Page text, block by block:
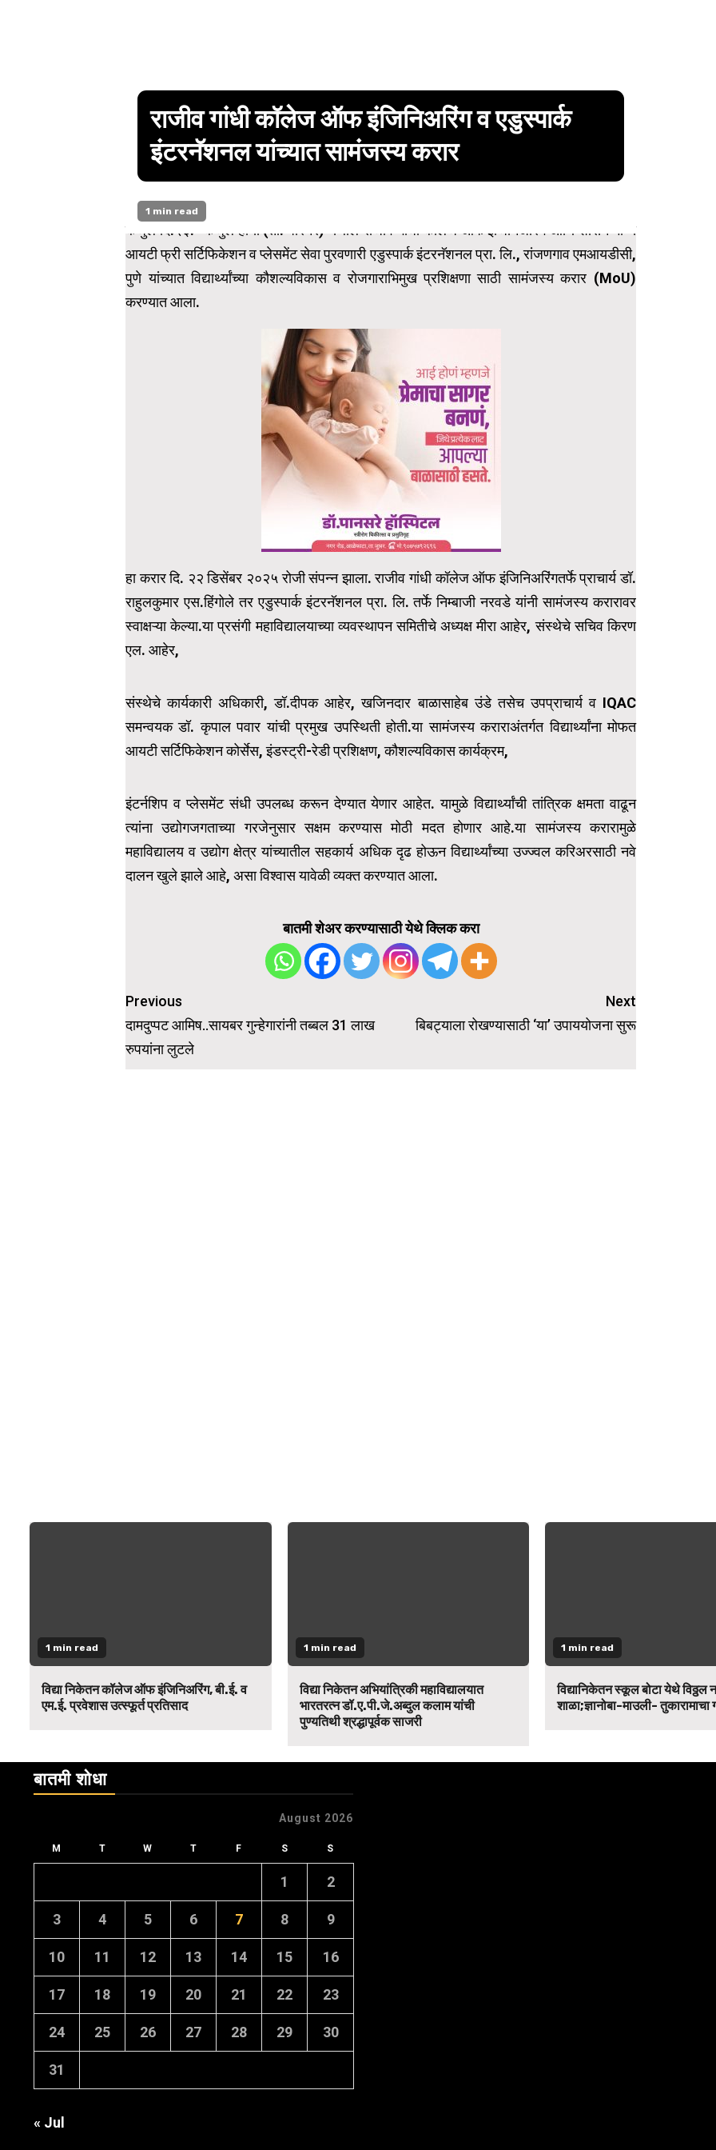
राजीव गांधी कॉलेज ऑफ इंजिनिअरिंग व एडुस्पार्क
इंटरनॅशनल यांच्यात सामंजस्य करार
1 min read
कर्जुले दि.२३:- कर्जुले हार्या (ता. पारनेर) येथील राजीव गांधी कॉलेज ऑफ इंजिनिअरिंग आणि शासन मान्य
आयटी फ्री सर्टिफिकेशन व प्लेसमेंट सेवा पुरवणारी एडुस्पार्क इंटरनॅशनल प्रा. लि., रांजणगाव एमआयडीसी,
पुणे यांच्यात विद्यार्थ्यांच्या कौशल्यविकास व रोजगाराभिमुख प्रशिक्षणा साठी सामंजस्य करार (MoU)
करण्यात आला.
हा करार दि. २२ डिसेंबर २०२५ रोजी संपन्न झाला. राजीव गांधी कॉलेज ऑफ इंजिनिअरिंगतर्फे प्राचार्य डॉ.
राहुलकुमार एस.हिंगोले तर एडुस्पार्क इंटरनॅशनल प्रा. लि. तर्फे निम्बाजी नरवडे यांनी सामंजस्य करारावर
स्वाक्षऱ्या केल्या.या प्रसंगी महाविद्यालयाच्या व्यवस्थापन समितीचे अध्यक्ष मीरा आहेर, संस्थेचे सचिव किरण
एल. आहेर,
संस्थेचे कार्यकारी अधिकारी, डॉ.दीपक आहेर, खजिनदार बाळासाहेब उंडे तसेच उपप्राचार्य व IQAC
समन्वयक डॉ. कृपाल पवार यांची प्रमुख उपस्थिती होती.या सामंजस्य कराराअंतर्गत विद्यार्थ्यांना मोफत
आयटी सर्टिफिकेशन कोर्सेस, इंडस्ट्री-रेडी प्रशिक्षण, कौशल्यविकास कार्यक्रम,
इंटर्नशिप व प्लेसमेंट संधी उपलब्ध करून देण्यात येणार आहेत. यामुळे विद्यार्थ्यांची तांत्रिक क्षमता वाढून
त्यांना उद्योगजगताच्या गरजेनुसार सक्षम करण्यास मोठी मदत होणार आहे.या सामंजस्य करारामुळे
महाविद्यालय व उद्योग क्षेत्र यांच्यातील सहकार्य अधिक दृढ होऊन विद्यार्थ्यांच्या उज्ज्वल करिअरसाठी नवे
दालन खुले झाले आहे, असा विश्वास यावेळी व्यक्त करण्यात आला.
बातमी शेअर करण्यासाठी येथे क्लिक करा
Post
navigation
Previous
दामदुप्पट आमिष..सायबर गुन्हेगारांनी तब्बल 31 लाख
रुपयांना लुटले
Next
बिबट्याला रोखण्यासाठी ‘या’ उपाययोजना सुरू
1 min read
विद्या निकेतन कॉलेज ऑफ इंजिनिअरिंग, बी.ई. व
एम.ई. प्रवेशास उत्स्फूर्त प्रतिसाद
1 min read
विद्या निकेतन अभियांत्रिकी महाविद्यालयात
भारतरत्न डॉ.ए.पी.जे.अब्दुल कलाम यांची
पुण्यतिथी श्रद्धापूर्वक साजरी
1 min read
विद्यानिकेतन स्कूल बोटा येथे विठ्ठल
शाळा;ज्ञानोबा-माउली- तुकारामाचा
बातमी शोधा
August 2026
M T W T F S S
1 2
3 4 5 6 7 8 9
10 11 12 13 14 15 16
17 18 19 20 21 22 23
24 25 26 27 28 29 30
31
« Jul